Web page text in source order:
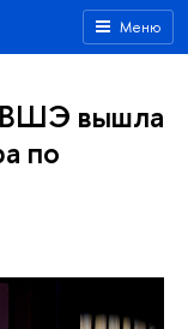
Меню
ВШЭ вышла
по